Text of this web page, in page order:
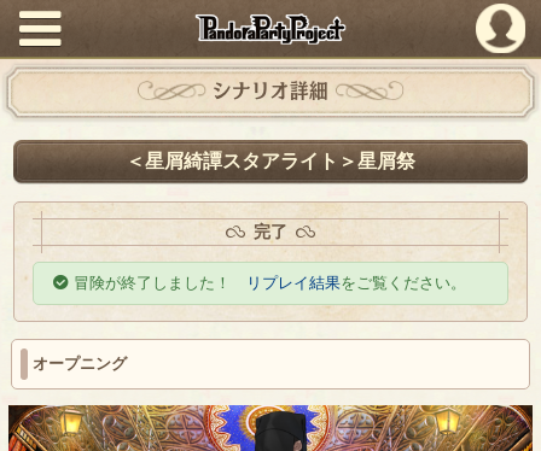
PandoraPartyProject
シナリオ詳細
＜星屑綺譚スタアライト＞星屑祭
完了
冒険が終了しました！ リプレイ結果をご覧ください。
オープニング